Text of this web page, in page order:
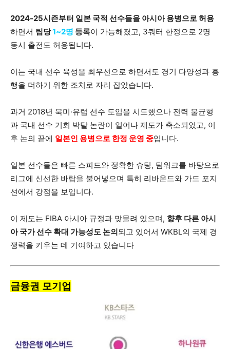
2024-25시즌부터 일본 국적 선수들을 아시아 용병으로 허용
하면서 팀당1~2명 등록이 가능해졌고, 3쿼터 한정으로 2명
동시 출전도 허용됩니다.
이는 국내 선수 육성을 최우선으로 하면서도 경기 다양성과 흥
행을 더하기 위한 조치로 자리 잡았습니다.
과거 2018년 북미·유럽 선수 도입을 시도했으나 전력 불균형
과 국내 선수 기회 박탈 논란이 일어나 제도가 축소되었고, 이
후 논의 끝에 일본인 용병으로 한정 운영 중입니다.
일본 선수들은 빠른 스피드와 정확한 슈팅, 팀워크를 바탕으로
리그에 신선한 바람을 불어넣으며 특히 리바운드와 가드 포지
션에서 강점을 보입니다.
이 제도는 FIBA 아시아 규정과 맞물려 있으며, 향후 다른 아시
아 국가 선수 확대 가능성도 논의되고 있어서 WKBL의 국제 경
쟁력을 키우는 데 기여하고 있습니다
금융권 모기업